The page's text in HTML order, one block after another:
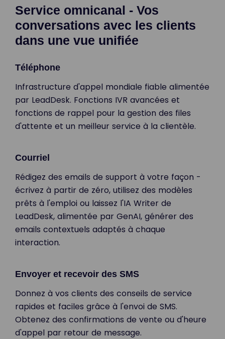
Service omnicanal - Vos
conversations avec les clients
dans une vue unifiée
Téléphone
Infrastructure d'appel mondiale fiable alimentée
par LeadDesk. Fonctions IVR avancées et
fonctions de rappel pour la gestion des files
d'attente et un meilleur service à la clientèle.
Courriel
Rédigez des emails de support à votre façon -
écrivez à partir de zéro, utilisez des modèles
prêts à l'emploi ou laissez l'IA Writer de
LeadDesk, alimentée par GenAI, générer des
emails contextuels adaptés à chaque
interaction.
Envoyer et recevoir des SMS
Donnez à vos clients des conseils de service
rapides et faciles grâce à l'envoi de SMS.
Obtenez des confirmations de vente ou d'heure
d'appel par retour de message.